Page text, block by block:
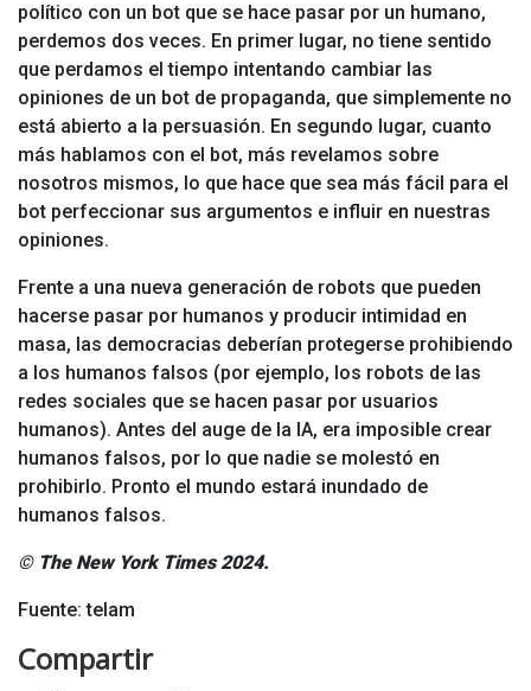
político con un bot que se hace pasar por un humano,
perdemos dos veces. En primer lugar, no tiene sentido
que perdamos el tiempo intentando cambiar las
opiniones de un bot de propaganda, que simplemente no
está abierto a la persuasión. En segundo lugar, cuanto
más hablamos con el bot, más revelamos sobre
nosotros mismos, lo que hace que sea más fácil para el
bot perfeccionar sus argumentos e influir en nuestras
opiniones.
Frente a una nueva generación de robots que pueden
hacerse pasar por humanos y producir intimidad en
masa, las democracias deberían protegerse prohibiendo
a los humanos falsos (por ejemplo, los robots de las
redes sociales que se hacen pasar por usuarios
humanos). Antes del auge de la IA, era imposible crear
humanos falsos, por lo que nadie se molestó en
prohibirlo. Pronto el mundo estará inundado de
humanos falsos.
© The New York Times 2024.
Fuente: telam
Compartir